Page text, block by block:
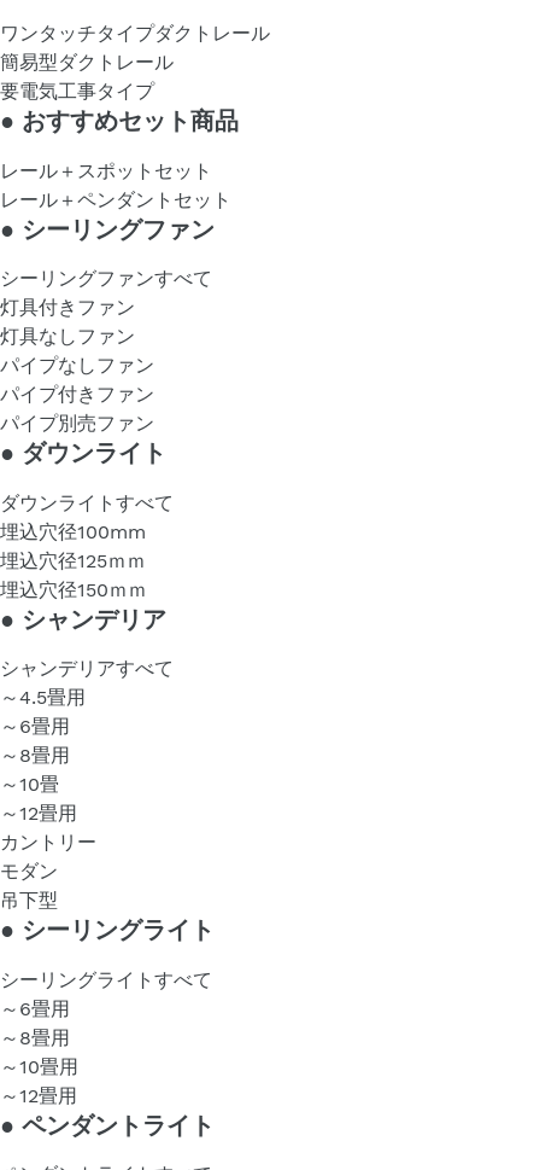
ワンタッチタイプダクトレール
簡易型ダクトレール
要電気工事タイプ
● おすすめセット商品
レール＋スポットセット
レール＋ペンダントセット
● シーリングファン
シーリングファンすべて
灯具付きファン
灯具なしファン
パイプなしファン
パイプ付きファン
パイプ別売ファン
● ダウンライト
ダウンライトすべて
埋込穴径100mm
埋込穴径125ｍｍ
埋込穴径150ｍｍ
● シャンデリア
シャンデリアすべて
～4.5畳用
～6畳用
～8畳用
～10畳
～12畳用
カントリー
モダン
吊下型
● シーリングライト
シーリングライトすべて
～6畳用
～8畳用
～10畳用
～12畳用
● ペンダントライト